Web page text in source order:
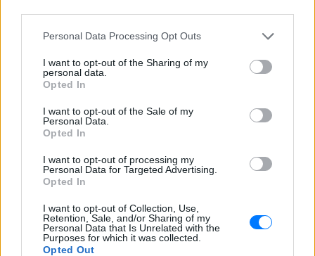
Personal Data Processing Opt Outs
I want to opt-out of the Sharing of my
personal data.
Opted In
I want to opt-out of the Sale of my
Personal Data.
Opted In
I want to opt-out of processing my
Personal Data for Targeted Advertising.
Opted In
I want to opt-out of Collection, Use,
Retention, Sale, and/or Sharing of my
Personal Data that Is Unrelated with the
Purposes for which it was collected.
Opted Out
των Europe. Η 2η θέση του ’89, ακόμα και το 2ο
ευρωπαϊκό το 2005, δεν μπορούν να συγκριθούν με
εκείνον τον άθλο. Κι αυτό γιατί τότε η Ελλάδα, δεν
εκείνης της παρέας, έμαθε. Και παρέμεινε από τότε
στην ελίτ του...
Τα highlights του τελικού